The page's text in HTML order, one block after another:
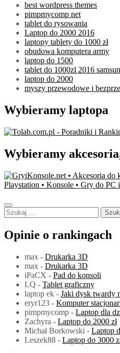
best wordpress themes
pimpmycomp net
tablet do rysowania
Laptop do 2000 2016
laptopy tablety do 1000 zł
obudowa komputera army
laptop do 1500
tablet do 1000zl 2016
laptop do 2000
myszy przewodowe i
Wybieramy laptopa
Wybieramy
Szukaj:
Opinie o rankingach
max - Drukarka 3D
max - Drukarka 3D
iPaCX - Pad do konsoli
LQ - Tablet graficzny
laptop ek - Jaki dysk twardy
eryr123 - Komputer
pimpmycomp - Laptop dla
Zachyra - Laptop do 2000 zł
Michał Borkowski - Laptop
Leszek88 - Laptop do 3000